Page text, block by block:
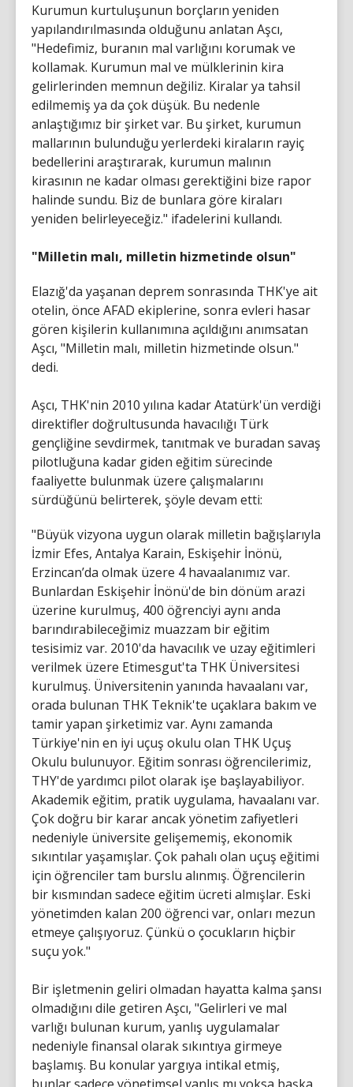
Kurumun kurtuluşunun borçların yeniden
yapılandırılmasında olduğunu anlatan Aşcı,
"Hedefimiz, buranın mal varlığını korumak ve
kollamak. Kurumun mal ve mülklerinin kira
gelirlerinden memnun değiliz. Kiralar ya tahsil
edilmemiş ya da çok düşük. Bu nedenle
anlaştığımız bir şirket var. Bu şirket, kurumun
mallarının bulunduğu yerlerdeki kiraların rayiç
bedellerini araştırarak, kurumun malının
kirasının ne kadar olması gerektiğini bize rapor
halinde sundu. Biz de bunlara göre kiraları
yeniden belirleyeceğiz." ifadelerini kullandı.
"Milletin malı, milletin hizmetinde olsun"
Elazığ'da yaşanan deprem sonrasında THK'ye ait
otelin, önce AFAD ekiplerine, sonra evleri hasar
gören kişilerin kullanımına açıldığını anımsatan
Aşcı, "Milletin malı, milletin hizmetinde olsun."
dedi.
Aşcı, THK'nin 2010 yılına kadar Atatürk'ün verdiği
direktifler doğrultusunda havacılığı Türk
gençliğine sevdirmek, tanıtmak ve buradan savaş
pilotluğuna kadar giden eğitim sürecinde
faaliyette bulunmak üzere çalışmalarını
sürdüğünü belirterek, şöyle devam etti:
"Büyük vizyona uygun olarak milletin bağışlarıyla
İzmir Efes, Antalya Karain, Eskişehir İnönü,
Erzincan’da olmak üzere 4 havaalanımız var.
Bunlardan Eskişehir İnönü'de bin dönüm arazi
üzerine kurulmuş, 400 öğrenciyi aynı anda
barındırabileceğimiz muazzam bir eğitim
tesisimiz var. 2010'da havacılık ve uzay eğitimleri
verilmek üzere Etimesgut'ta THK Üniversitesi
kurulmuş. Üniversitenin yanında havaalanı var,
orada bulunan THK Teknik'te uçaklara bakım ve
tamir yapan şirketimiz var. Aynı zamanda
Türkiye'nin en iyi uçuş okulu olan THK Uçuş
Okulu bulunuyor. Eğitim sonrası öğrencilerimiz,
THY'de yardımcı pilot olarak işe başlayabiliyor.
Akademik eğitim, pratik uygulama, havaalanı var.
Çok doğru bir karar ancak yönetim zafiyetleri
nedeniyle üniversite gelişememiş, ekonomik
sıkıntılar yaşamışlar. Çok pahalı olan uçuş eğitimi
için öğrenciler tam burslu alınmış. Öğrencilerin
bir kısmından sadece eğitim ücreti almışlar. Eski
yönetimden kalan 200 öğrenci var, onları mezun
etmeye çalışıyoruz. Çünkü o çocukların hiçbir
suçu yok."
Bir işletmenin geliri olmadan hayatta kalma şansı
olmadığını dile getiren Aşcı, "Gelirleri ve mal
varlığı bulunan kurum, yanlış uygulamalar
nedeniyle finansal olarak sıkıntıya girmeye
başlamış. Bu konular yargıya intikal etmiş,
bunlar sadece yönetimsel yanlış mı yoksa başka